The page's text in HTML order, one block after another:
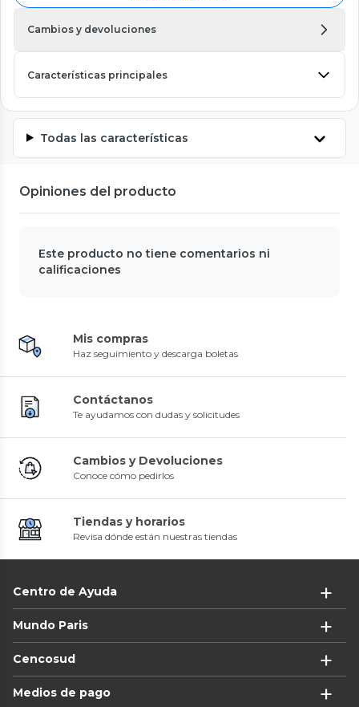
Cambios y devoluciones
Características principales
Todas las características
Opiniones del producto
Este producto no tiene comentarios ni
calificaciones
Mis compras
Haz seguimiento y descarga boletas
Contáctanos
Te ayudamos con dudas y solicitudes
Cambios y Devoluciones
Conoce cómo pedirlos
Tiendas y horarios
Revisa dónde están nuestras tiendas
Centro de Ayuda
Mundo Paris
Cencosud
Medios de pago